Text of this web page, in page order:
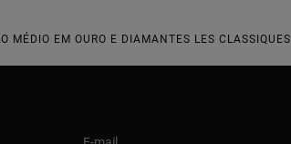
MÉDIO EM OURO E DIAMANTES LES CLASSIQUES